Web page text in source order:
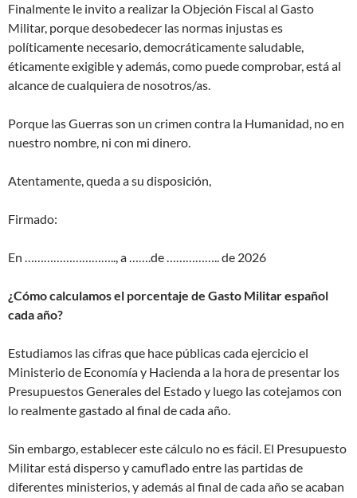
Finalmente le invito a realizar la Objeción Fiscal al Gasto
Militar, porque desobedecer las normas injustas es
políticamente necesario, democráticamente saludable,
éticamente exigible y además, como puede comprobar, está al
alcance de cualquiera de nosotros/as.
Porque las Guerras son un crimen contra la Humanidad, no en
nuestro nombre, ni con mi dinero.
Atentamente, queda a su disposición,
Firmado:
En ……………………….., a …….de …………….. de 2026
¿Cómo calculamos el porcentaje de Gasto Militar español
cada año?
Estudiamos las cifras que hace públicas cada ejercicio el
Ministerio de Economía y Hacienda a la hora de presentar los
Presupuestos Generales del Estado y luego las cotejamos con
lo realmente gastado al final de cada año.
Sin embargo, establecer este cálculo no es fácil. El Presupuesto
Militar está disperso y camuflado entre las partidas de
diferentes ministerios, y además al final de cada año se acaban